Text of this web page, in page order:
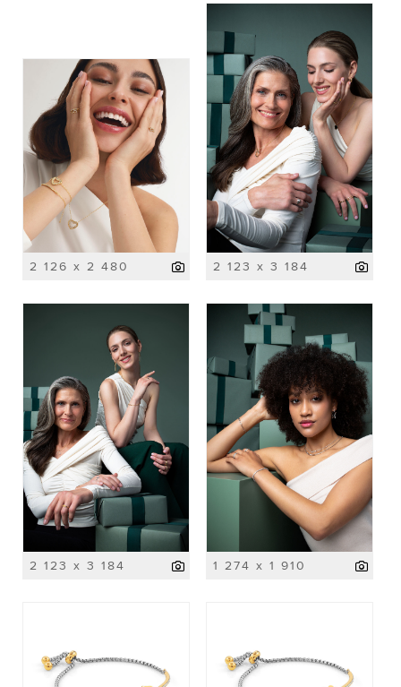
2 126 x 2 480 2 123 x 3 184
2 123 x 3 184 1 274 x 1 910